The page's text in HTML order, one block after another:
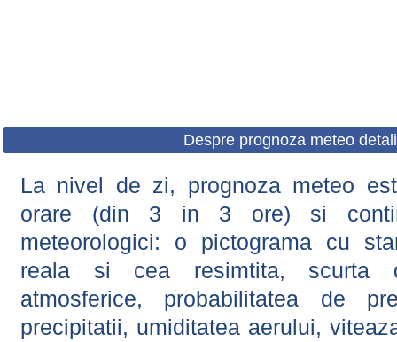
Despre prognoza meteo
La nivel de zi, prognoza meteo
orare (din 3 in 3 ore) si
meteorologici: o pictograma cu
reala si cea resimtita, scurta
atmosferice, probabilitatea de
precipitatii, umiditatea aerului,